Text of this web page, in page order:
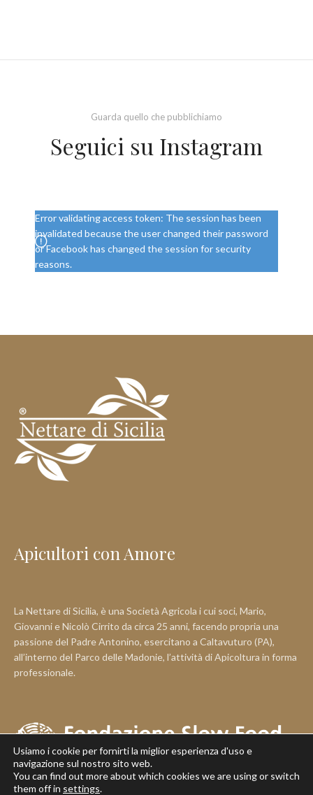
Guarda quello che pubblichiamo
Seguici su Instagram
Error validating access token: The session has been
invalidated because the user changed their password
or Facebook has changed the session for security
reasons.
Apicultori con Amore
La Nettare di Sicilia, è una Società Agricola i cui soci, Mario,
Giovanni e Nicolò Cirrito da circa 25 anni, facendo propria una
passione del Padre Antonino, esercitano a Caltavuturo (PA),
all’interno del Parco delle Madonie, l’attività di Apicoltura in forma
professionale.
Usiamo i cookie per fornirti la miglior esperienza d'uso e
navigazione sul nostro sito web.
You can find out more about which cookies we are using or switch
them off in settings.